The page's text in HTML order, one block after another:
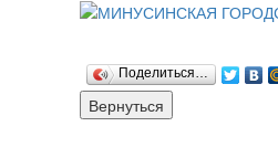
Поделиться…